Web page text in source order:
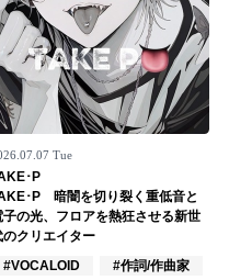
#ロック
性シンガー
プ #R&B/ソウル
#VTuber/VSinger
Tue
･P
･P 暗闇を切り裂く重低音と
子の光、フロアを熱狂させる新世
のクリエイター
#VOCALOID
#作詞/作曲家